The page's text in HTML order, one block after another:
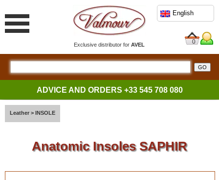
Exclusive distributor forAVEL
English
0
ADVICE AND ORDERS +33 545 708 080
Leather > INSOLE
Anatomic Insoles SAPHIR